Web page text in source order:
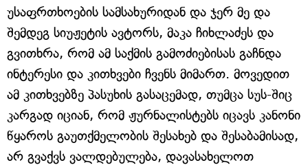
უსაფრთხოების სამსახურიდან და ჯერ მე და
შემდეგ სიუჟეტის ავტორს, მაკა ჩიხლაძეს და
გვითხრა, რომ ამ საქმის გამოძიებისას გაჩნდა
ინტერესი და კითხვები ჩვენს მიმართ. მოვედით
ამ კითხვებზე პასუხის გასაცემად, თუმცა სუს-შიც
კარგად იციან, რომ ჟურნალისტებს იცავს კანონი
წყაროს გაუთქმელობის შესახებ და შესაბამისად,
არ გვაქვს ვალდებულება, დავასახელოთ